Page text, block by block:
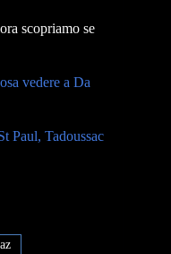
scopriamo se
vedere a Da
Paul, Tadoussac